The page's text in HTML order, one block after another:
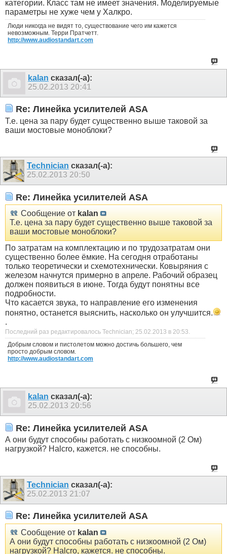
категории. Класс там не имеет значения. Моделируемые
параметры не хуже чем у Халкро.
Люди никогда не видят то, существование чего им кажется
невозможным. Терри Пратчетт.
http://www.audiostandart.com
kalan сказал(-а):
25.02.2013 20:41
Re: Линейка усилителей ASA
Т.е. цена за пару будет существенно выше таковой за
ваши мостовые моноблоки?
Technician сказал(-а):
25.02.2013 20:50
Re: Линейка усилителей ASA
Сообщение от kalan
Т.е. цена за пару будет существенно выше таковой за
ваши мостовые моноблоки?
По затратам на комплектацию и по трудозатратам они
существенно более ёмкие. На сегодня отработаны
только теоретически и схемотехнически. Ковыряния с
железом начнутся примерно в апреле. Рабочий образец
должен появиться в июне. Тогда будут понятны все
подробности.
Что касается звука, то направление его изменения
понятно, останется выяснить, насколько он улучшится.
.
Последний раз редактировалось Technician; 25.02.2013 в 20:53.
Добрым словом и пистолетом можно достичь большего, чем
просто добрым словом.
http://www.audiostandart.com
kalan сказал(-а):
25.02.2013 20:56
Re: Линейка усилителей ASA
А они будут способны работать с низкоомной (2 Ом)
нагрузкой? Halcro, кажется. не способны.
Technician сказал(-а):
25.02.2013 21:07
Re: Линейка усилителей ASA
Сообщение от kalan
А они будут способны работать с низкоомной (2 Ом)
нагрузкой? Halcro, кажется. не способны.